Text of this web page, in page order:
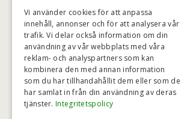
HÖGSTA KREDITVÄRDIGHET
BETALNINGSALTERNATIV
Vi använder cookies för att anpassa
innehåll, annonser och för att analysera vår
trafik. Vi delar också information om din
användning av vår webbplats med våra
reklam- och analyspartners som kan
kombinera den med annan information
som du har tillhandahållit dem eller som de
har samlat in från din användning av deras
tjänster. Integritetspolicy